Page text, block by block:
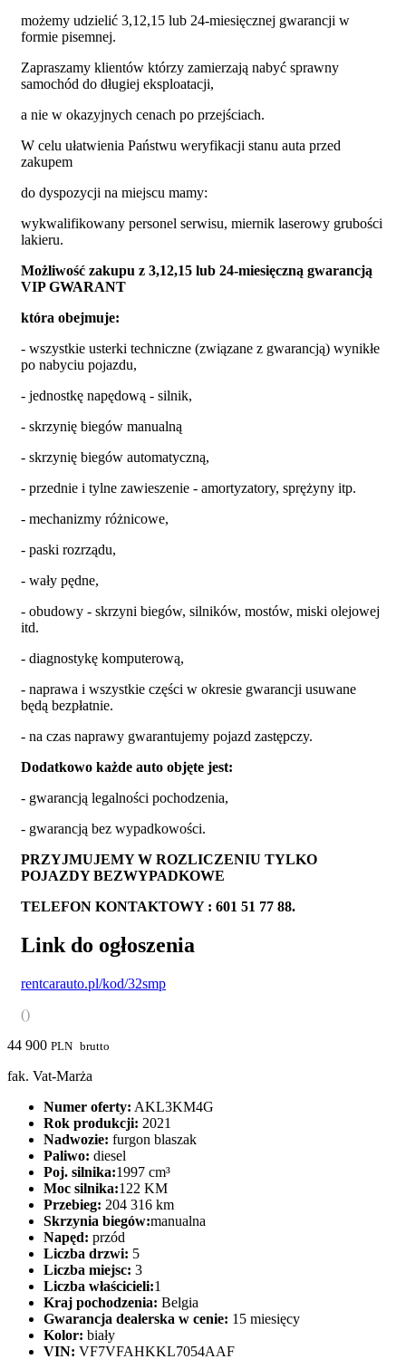
możemy udzielić 3,12,15 lub 24-miesięcznej gwarancji w
formie pisemnej.
Zapraszamy klientów którzy zamierzają nabyć sprawny
samochód do długiej eksploatacji,
a nie w okazyjnych cenach po przejściach.
W celu ułatwienia Państwu weryfikacji stanu auta przed
zakupem
do dyspozycji na miejscu mamy:
wykwalifikowany personel serwisu, miernik laserowy grubości
lakieru.
Możliwość zakupu z 3,12,15 lub 24-miesięczną gwarancją
VIP GWARANT
która obejmuje:
- wszystkie usterki techniczne (związane z gwarancją) wynikłe
po nabyciu pojazdu,
- jednostkę napędową - silnik,
- skrzynię biegów manualną
- skrzynię biegów automatyczną,
- przednie i tylne zawieszenie - amortyzatory, sprężyny itp.
- mechanizmy różnicowe,
- paski rozrządu,
- wały pędne,
- obudowy - skrzyni biegów, silników, mostów, miski olejowej
itd.
- diagnostykę komputerową,
- naprawa i wszystkie części w okresie gwarancji usuwane
będą bezpłatnie.
- na czas naprawy gwarantujemy pojazd zastępczy.
Dodatkowo każde auto objęte jest:
- gwarancją legalności pochodzenia,
- gwarancją bez wypadkowości.
PRZYJMUJEMY W ROZLICZENIU TYLKO
POJAZDY BEZWYPADKOWE
TELEFON KONTAKTOWY : 601 51 77 88.
Link do ogłoszenia
rentcarauto.pl/kod/32smp
()
44 900 PLN brutto
fak. Vat-Marża
Numer oferty: AKL3KM4G
Rok produkcji: 2021
Nadwozie: furgon blaszak
Paliwo: diesel
Poj. silnika:1997 cm³
Moc silnika:122 KM
Przebieg: 204 316 km
Skrzynia biegów:manualna
Napęd: przód
Liczba drzwi: 5
Liczba miejsc: 3
Liczba właścicieli:1
Kraj pochodzenia: Belgia
Gwarancja dealerska w cenie: 15 miesięcy
Kolor: biały
VIN: VF7VFAHKKL7054AAF